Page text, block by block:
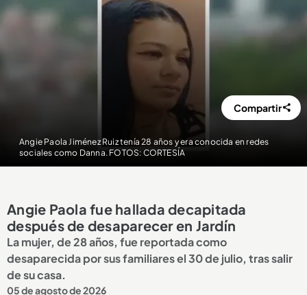
Angie Paola Jiménez Ruiz tenía 28 años y era conocida en redes
sociales como Danna. FOTOS: CORTESÍA
Compartir
Angie Paola fue hallada decapitada
después de desaparecer en Jardín
La mujer, de 28 años, fue reportada como
desaparecida por sus familiares el 30 de julio, tras salir
de su casa.
05 de agosto de 2026